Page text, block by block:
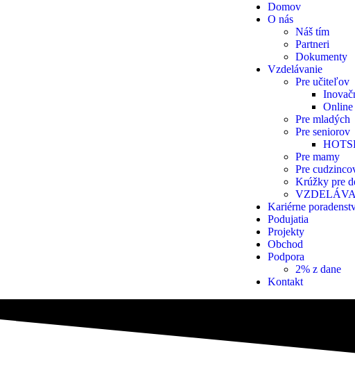
Domov
O nás
Náš tím
Partneri
Dokumenty
Vzdelávanie
Pre učiteľov
Pre mladých
Pre seniorov
Pre mamy
Pre
Krúžky pre
Kariérne
Podujatia
Projekty
Obchod
Podpora
2% z dane
Kontakt